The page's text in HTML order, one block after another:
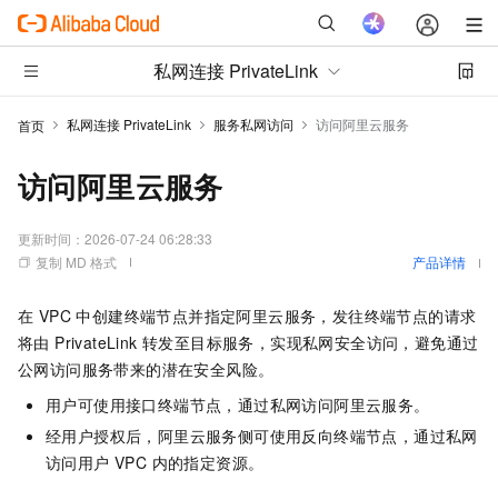
私网连接 PrivateLink
首页 私网连接 PrivateLink 服务私网访问 访问阿里云服务
访问阿里云服务
更新时间： 2026-07-24 06:28:33
复制 MD 格式
产品详情
在 VPC 中创建终端节点并指定阿里云服务，发往终端节点的请求
将由 PrivateLink 转发至目标服务，实现私网安全访问，避免通过
公网访问服务带来的潜在安全风险。
用户可使用接口终端节点，通过私网访问阿里云服务。
经用户授权后，阿里云服务侧可使用反向终端节点，通过私网
访问用户 VPC 内的指定资源。